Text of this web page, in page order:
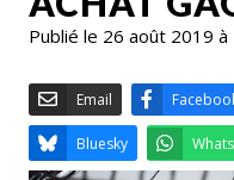
Publié le 26 août 2019